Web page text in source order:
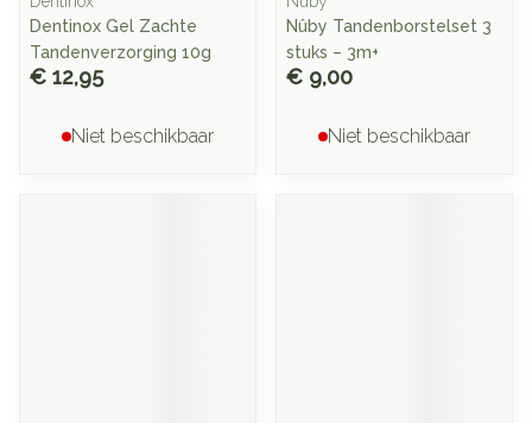
Dentinox Gel Zachte
Tandenverzorging 10g
€ 12,95
Niet beschikbaar
Nûby Tandenborstelset 3
stuks – 3m+
€ 9,00
Niet beschikbaar